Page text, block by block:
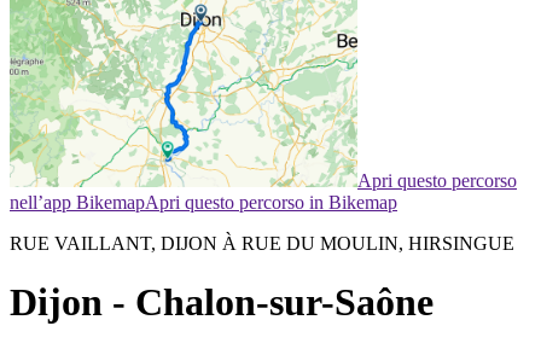
Apri questo percorso
nell’app BikemapApri questo percorso in Bikemap
RUE VAILLANT, DIJON À RUE DU MOULIN, HIRSINGUE
Dijon - Chalon-sur-Saône